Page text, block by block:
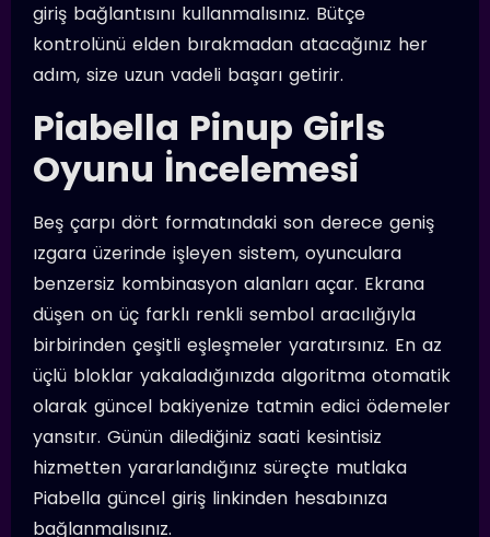
giriş bağlantısını kullanmalısınız. Bütçe
kontrolünü elden bırakmadan atacağınız her
adım, size uzun vadeli başarı getirir.
Piabella Pinup Girls
Oyunu İncelemesi
Beş çarpı dört formatındaki son derece geniş
ızgara üzerinde işleyen sistem, oyunculara
benzersiz kombinasyon alanları açar. Ekrana
düşen on üç farklı renkli sembol aracılığıyla
birbirinden çeşitli eşleşmeler yaratırsınız. En az
üçlü bloklar yakaladığınızda algoritma otomatik
olarak güncel bakiyenize tatmin edici ödemeler
yansıtır. Günün dilediğiniz saati kesintisiz
hizmetten yararlandığınız süreçte mutlaka
Piabella güncel giriş linkinden hesabınıza
bağlanmalısınız.